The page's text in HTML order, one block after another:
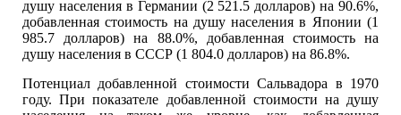
душу населения в Германии (2 521.5 долларов) на 90.6%,
добавленная стоимость на душу населения в Японии (1
985.7 долларов) на 88.0%, добавленная стоимость на
душу населения в СССР (1 804.0 долларов) на 86.8%.
Потенциал добавленной стоимости Сальвадора в 1970
году. При показателе добавленной стоимости на душу